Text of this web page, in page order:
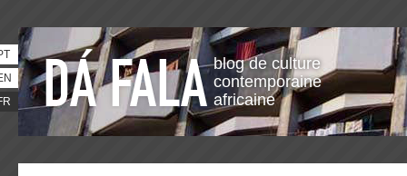
blog de culture
contemporaine
africaine